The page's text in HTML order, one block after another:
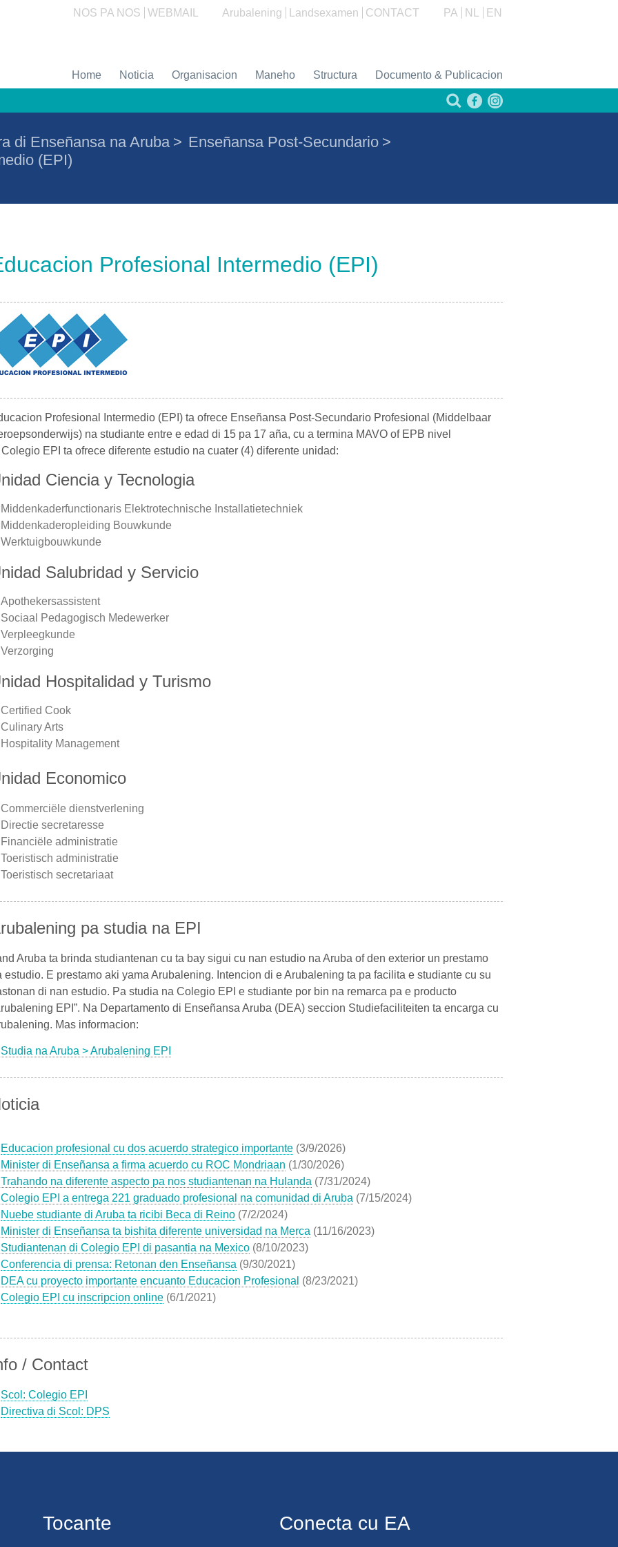
NOS PA NOS WEBMAIL Arubalening Landsexamen CONTACT PA NL EN
Home Noticia Organisacion Maneho Structura Documento & Publicacion
di Enseñansa na Aruba > Enseñansa Post-Secundario >
(EPI)
Profesional Intermedio (EPI)
Profesional Intermedio (EPI) ta ofrece Enseñansa Post-Secundario Profesional (Middelbaar
na studiante entre e edad di 15 pa 17 aña, cu a termina MAVO of EPB nivel
Colegio EPI ta ofrece diferente estudio na cuater (4) diferente unidad:
Ciencia y Tecnologia
Middenkaderfunctionaris Elektrotechnische Installatietechniek
Middenkaderopleiding Bouwkunde
Werktuigbouwkunde
Salubridad y Servicio
Apothekersassistent
Sociaal Pedagogisch Medewerker
Verpleegkunde
Verzorging
Hospitalidad y Turismo
Certified Cook
Culinary Arts
Hospitality Management
Economico
Commerciële dienstverlening
Directie secretaresse
Financiële administratie
Toeristisch administratie
Toeristisch secretariaat
pa studia na EPI
Aruba ta brinda studiantenan cu ta bay sigui cu nan estudio na Aruba of den exterior un prestamo
estudio. E prestamo aki yama Arubalening. Intencion di e Arubalening ta pa facilita e studiante cu su
di nan estudio. Pa studia na Colegio EPI e studiante por bin na remarca pa e producto
EPI”. Na Departamento di Enseñansa Aruba (DEA) seccion Studiefaciliteiten ta encarga cu
Mas informacion:
Studia na Aruba > Arubalening EPI
Educacion profesional cu dos acuerdo strategico importante (3/9/2026)
Minister di Enseñansa a firma acuerdo cu ROC Mondriaan (1/30/2026)
Trahando na diferente aspecto pa nos studiantenan na Hulanda (7/31/2024)
Colegio EPI a entrega 221 graduado profesional na comunidad di Aruba (7/15/2024)
Nuebe studiante di Aruba ta ricibi Beca di Reino (7/2/2024)
Minister di Enseñansa ta bishita diferente universidad na Merca (11/16/2023)
Studiantenan di Colegio EPI di pasantia na Mexico (8/10/2023)
Conferencia di prensa: Retonan den Enseñansa (9/30/2021)
DEA cu proyecto importante encuanto Educacion Profesional (8/23/2021)
Colegio EPI cu inscripcion online (6/1/2021)
/ Contact
Scol: Colegio EPI
Directiva di Scol: DPS
Tocante Conecta cu EA